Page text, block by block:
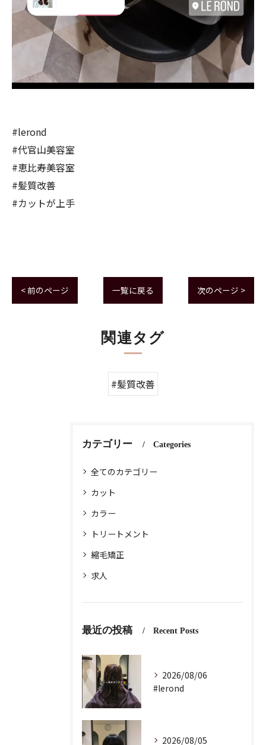
#lerond
#代官山美容室
#恵比寿美容室
#髪質改善
#カットが上手
< 前のページ 一覧に戻る 次のページ >
関連タグ
#髪質改善
カテゴリー Categories
全てのカテゴリー
カット
カラー
トリートメント
縮毛矯正
求人
最近の投稿 Recent Posts
2026/08/06
#lerond
2026/08/05